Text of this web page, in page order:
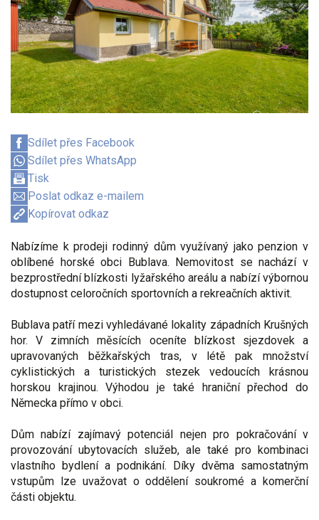
Sdílet přes Facebook
Sdílet přes WhatsApp
Tisk
Poslat odkaz e-mailem
Kopírovat odkaz
Nabízíme k prodeji rodinný dům využívaný jako penzion v
oblíbené horské obci Bublava. Nemovitost se nachází v
bezprostřední blízkosti lyžařského areálu a nabízí výbornou
dostupnost celoročních sportovních a rekreačních aktivit.
Bublava patří mezi vyhledávané lokality západních Krušných
hor. V zimních měsících oceníte blízkost sjezdovek a
upravovaných běžkařských tras, v létě pak množství
cyklistických a turistických stezek vedoucích krásnou
horskou krajinou. Výhodou je také hraniční přechod do
Německa přímo v obci.
Dům nabízí zajímavý potenciál nejen pro pokračování v
provozování ubytovacích služeb, ale také pro kombinaci
vlastního bydlení a podnikání. Díky dvěma samostatným
vstupům lze uvažovat o oddělení soukromé a komerční
části objektu.